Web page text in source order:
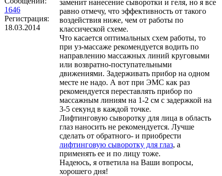
1646
Регистрация:
18.03.2014
заменит нанесение сыворотки и геля, но я все
равно отмечу, что эффективность от такого
воздействия ниже, чем от работы по
классической схеме.
Что касается оптимальных схем работы, то
при уз-массаже рекомендуется водить по
направлению массажных линий круговыми
или возвратно-поступательными
движениями. Задерживать прибор на одном
месте не надо. А вот при ЭМС как раз
рекомендуется переставлять прибор по
массажным линиям на 1-2 см с задержкой на
3-5 секунд в каждой точке.
Лифтинговую сыворотку для лица в область
глаз наносить не рекомендуется. Лучше
сделать от обратного- и приобрести
лифтинговую сыворотку для глаз, а
применять ее и по лицу тоже.
Надеюсь, я ответила на Ваши вопросы,
хорошего дня!